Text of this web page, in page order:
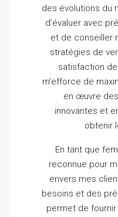
des évolutions du
d’évaluer avec
et de conseiller
stratégies de
satisfaction
m’efforce de
en œuvre
innovantes et
obtenir
En tant que
reconnue pour
envers mes
besoins et des
permet de